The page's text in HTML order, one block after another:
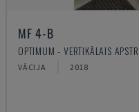
MF 4-B
OPTIMUM - VERTIKĀLAIS
VĀCIJA 2018